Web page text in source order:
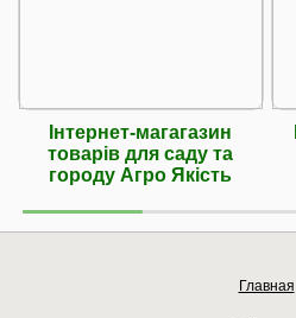
Інтернет-магагазин
товарів для саду та
городу Агро Якість
Главная